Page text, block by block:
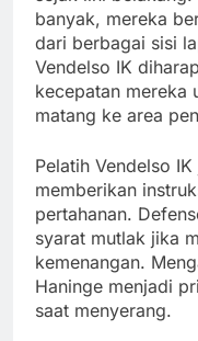
banyak, mereka
dari berbagai sisi
Vendelso IK
kecepatan mereka
matang ke area
Pelatih Vendelso
memberikan
pertahanan.
syarat mutlak jika
kemenangan.
Haninge menjadi
saat menyerang.